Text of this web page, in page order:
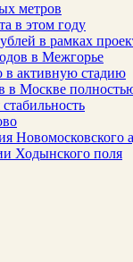
метров
в этом году
в рамках
в Межгорье
в активную стадию
Москве
Новомосковского
Ходынского поля